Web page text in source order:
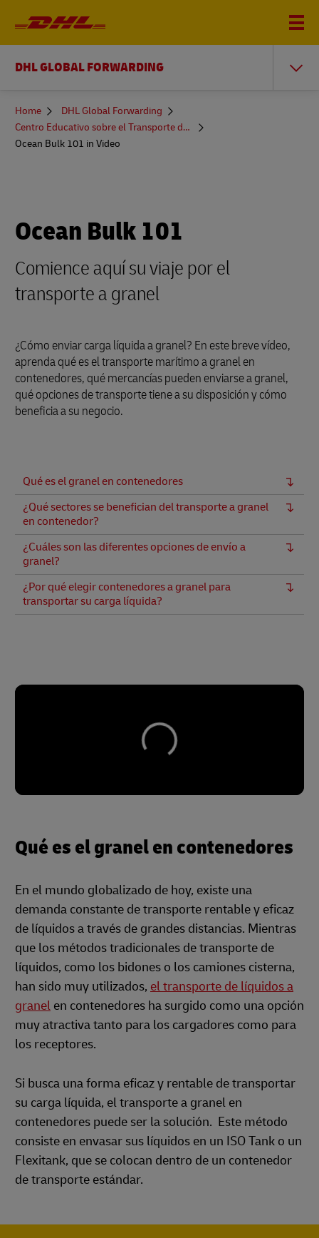
DHL GLOBAL FORWARDING
You
here
Home
DHL Global Forwarding
Centro Educativo sobre el Transporte de Mercancías
Ocean Bulk 101 in Video
Ocean Bulk 101
Comience aquí su viaje por el
transporte a granel
¿Cómo enviar carga líquida a granel? En este breve vídeo,
aprenda qué es el transporte marítimo a granel en
contenedores, qué mercancías pueden enviarse a granel,
qué opciones de transporte tiene a su disposición y cómo
beneficia a su negocio.
Qué es el granel en contenedores
¿Qué sectores se benefician del transporte a granel
en contenedor?
¿Cuáles son las diferentes opciones de envío a
granel?
¿Por qué elegir contenedores a granel para
transportar su carga líquida?
Qué es el granel en contenedores
En el mundo globalizado de hoy, existe una
demanda constante de transporte rentable y eficaz
de líquidos a través de grandes distancias. Mientras
que los métodos tradicionales de transporte de
líquidos, como los bidones o los camiones cisterna,
han sido muy utilizados, el transporte de líquidos a
granel en contenedores ha surgido como una opción
muy atractiva tanto para los cargadores como para
los receptores.
Si busca una forma eficaz y rentable de transportar
su carga líquida, el transporte a granel en
contenedores puede ser la solución. Este método
consiste en envasar sus líquidos en un ISO Tank o un
Flexitank, que se colocan dentro de un contenedor
de transporte estándar.